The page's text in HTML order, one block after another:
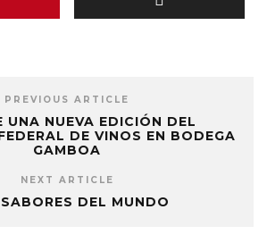
PREVIOUS ARTICLE
UNA NUEVA EDICIÓN DEL
DE VINOS EN BODEGA
GAMBOA
NEXT ARTICLE
DEL MUNDO